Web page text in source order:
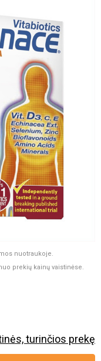
nuotraukoje.
prekių kainų vaistinėse.
turinčios prekę